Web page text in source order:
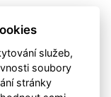
služeb,
soubory
stránky